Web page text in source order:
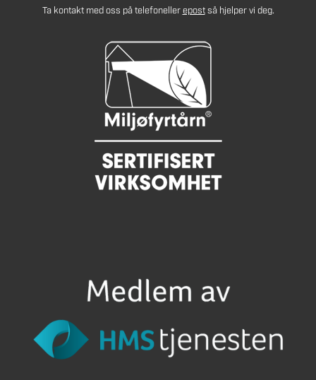
Ta kontakt med oss på telefonellerepostså hjelper vi deg.